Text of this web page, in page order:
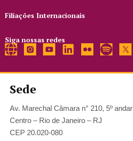
Filiações Internacionais
Siga nossas redes
Sede
Av. Marechal Câmara n° 210, 5º andar
Centro – Rio de Janeiro – RJ
CEP 20.020-080